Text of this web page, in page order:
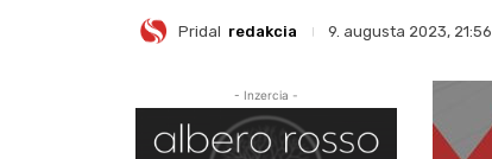
Pridal redakcia 9. augusta 2023, 21:56
- Inzercia -